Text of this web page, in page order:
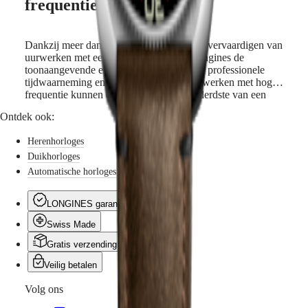
PILOT
FLYBACK
Elegance
MINI
DOLCEVITA
LONGINES
DOLCEVITA
LONGINES
PRIMALUNA
FLAGSHIP
CLASSIC
EVIDENZA
RECORD
COLLECTION
LA
GRANDE
CLASSIQUE
Heritage
LEGEND
别
區
Malaysia
Singapore
台
湾
地
ไทย
Europa
Österreich
Belgique
Fr)
België
Nl)
Denmark
Finland
France
Deutschland
In
Longines
het
eerste
snel
trillende
voor
polshorloge,
een
observatoriumchronometer
dat
nieuwe
records
behaalde
op
het
gebied
van
De
frequentie
Dankzij meer dan 100 jaar ervaring in het vervaardigen van
uurwerken met een hoge frequentie is Longines de
toonaangevende expert op het gebied van professionele
tijdwaarneming en sporthorloges. De uurwerken met hoge
frequentie kunnen een tiende of een honderdste van een
seconde meten. Ze hebben ook bewezen uiterst
nauwkeurig te zijn. Door de jaren heen heeft Longines een
breed assortiment snel trillende stopwatches, chronografen
en chronometers ontwikkeld, zoals de Ultra-Chron.
Ontdek ook:
Herenhorloges
Duikhorloges
Automatische horloges
LONGINES garantie
Swiss Made
Gratis verzending & retourneren
Veilig betalen
Volg ons